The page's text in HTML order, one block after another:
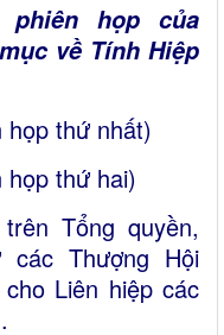
họp của
về Tính Hiệp
họp thứ nhất)
họp thứ hai)
Tổng quyền,
Thượng Hội
Liên hiệp các